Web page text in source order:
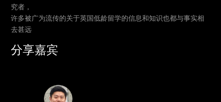
究者，
许多被广为流传的关于英国低龄留学的信息和知识也都与事实相
去甚远
分享嘉宾